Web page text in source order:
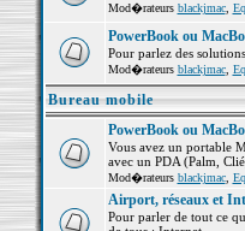
Mod�rateurs blackjmac,
PowerBook ou
Pour parlez des
Mod�rateurs blackjmac,
Bureau mobile
PowerBook ou
Vous avez un portable
avec un PDA (Palm,
Mod�rateurs blackjmac,
Airport, réseaux et
Pour parler de tout ce